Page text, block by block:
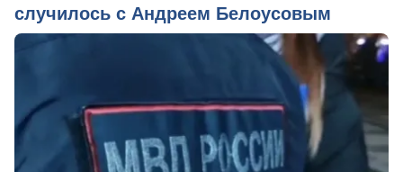
случилось с Андреем Белоусовым